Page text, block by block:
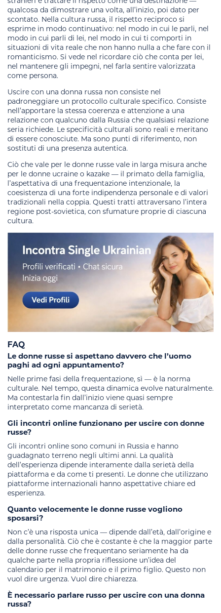
qualcosa da dimostrare una volta, all’inizio, poi dato per
scontato. Nella cultura russa, il rispetto reciproco si
esprime in modo continuativo: nel modo in cui le parli, nel
modo in cui parli di lei, nel modo in cui ti comporti in
situazioni di vita reale che non hanno nulla a che fare con il
romanticismo. Si vede nel ricordare ciò che conta per lei,
nel mantenere gli impegni, nel farla sentire valorizzata
come persona.
Uscire con una donna russa non consiste nel
padroneggiare un protocollo culturale specifico. Consiste
nell’apportare la stessa coerenza e attenzione a una
relazione con qualcuno dalla Russia che qualsiasi relazione
seria richiede. Le specificità culturali sono reali e meritano
di essere conosciute. Ma sono punti di riferimento, non
sostituti di una presenza autentica.
Ciò che vale per le donne russe vale in larga misura anche
per le donne ucraine o kazake — il primato della famiglia,
l’aspettativa di una frequentazione intenzionale, la
coesistenza di una forte indipendenza personale e di valori
tradizionali nella coppia. Questi tratti attraversano l’intera
regione post-sovietica, con sfumature proprie di ciascuna
cultura.
FAQ
Le donne russe si aspettano davvero che l’uomo
paghi ad ogni appuntamento?
Nelle prime fasi della frequentazione, sì — è la norma
culturale. Nel tempo, questa dinamica evolve naturalmente.
Ma contestarla fin dall’inizio viene quasi sempre
interpretato come mancanza di serietà.
Gli incontri online funzionano per uscire con donne
russe?
Gli incontri online sono comuni in Russia e hanno
guadagnato terreno negli ultimi anni. La qualità
dell’esperienza dipende interamente dalla serietà della
piattaforma e da come ti presenti. Le donne che utilizzano
piattaforme internazionali hanno aspettative chiare ed
esperienza.
Quanto velocemente le donne russe vogliono
sposarsi?
Non c’è una risposta unica — dipende dall’età, dall’origine e
dalla personalità. Ciò che è costante è che la maggior parte
delle donne russe che frequentano seriamente ha da
qualche parte nella propria riflessione un’idea del
calendario per il matrimonio e il primo figlio. Questo non
vuol dire urgenza. Vuol dire chiarezza.
È necessario parlare russo per uscire con una donna
russa?